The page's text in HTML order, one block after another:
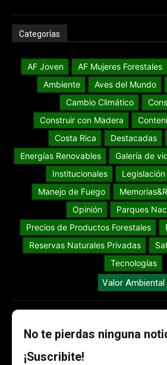
Categorías
AF Joven AF Mujeres Forestales
Ambiente
Aves del Mundo
Cambio Climático
Construir con Madera
Costa Rica
Destacadas
Energías Renovables
Galería de
Institucionales
Manejo de Fuego
Opinión
Parques
Precios de Productos Forestales
Reservas Naturales Privadas
Tecnologías
Valor Ambiental
No te pierdas ninguna
¡Suscribite!